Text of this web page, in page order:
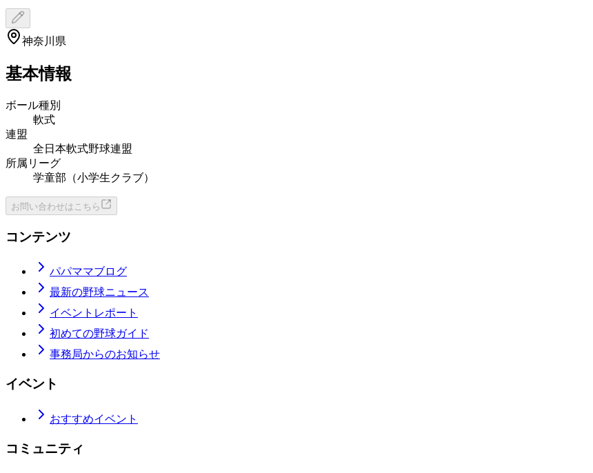
神奈川県
基本情報
ボール種別
軟式
連盟
全日本軟式野球連盟
所属リーグ
学童部（小学生クラブ）
お問い合わせはこちら
コンテンツ
パパママブログ
最新の野球ニュース
イベントレポート
初めての野球ガイド
事務局からのお知らせ
イベント
おすすめイベント
コミュニティ